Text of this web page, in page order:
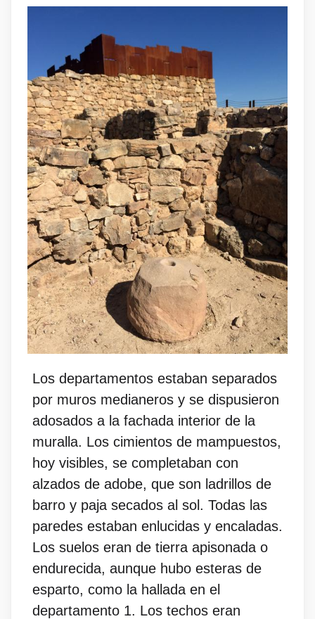
Los departamentos estaban separados
por muros medianeros y se dispusieron
adosados a la fachada interior de la
muralla. Los cimientos de mampuestos,
hoy visibles, se completaban con
alzados de adobe, que son ladrillos de
barro y paja secados al sol. Todas las
paredes estaban enlucidas y encaladas.
Los suelos eran de tierra apisonada o
endurecida, aunque hubo esteras de
esparto, como la hallada en el
departamento 1. Los techos eran